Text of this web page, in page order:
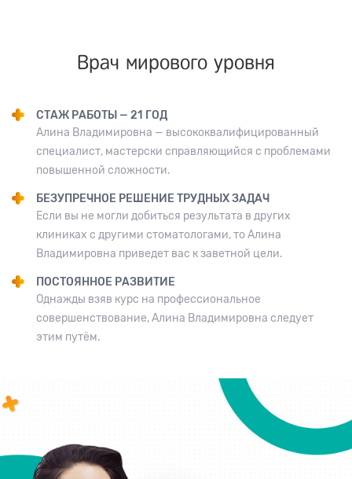
Врач мирового уровня
СТАЖ РАБОТЫ — 21 ГОД
Алина Владимировна — высококвалифицированный
специалист, мастерски справляющийся с проблемами
повышенной сложности.
БЕЗУПРЕЧНОЕ РЕШЕНИЕ ТРУДНЫХ ЗАДАЧ
Если вы не могли добиться результата в других
клиниках с другими стоматологами, то Алина
Владимировна приведет вас к заветной цели.
ПОСТОЯННОЕ РАЗВИТИЕ
Однажды взяв курс на профессиональное
совершенствование, Алина Владимировна следует
этим путём.